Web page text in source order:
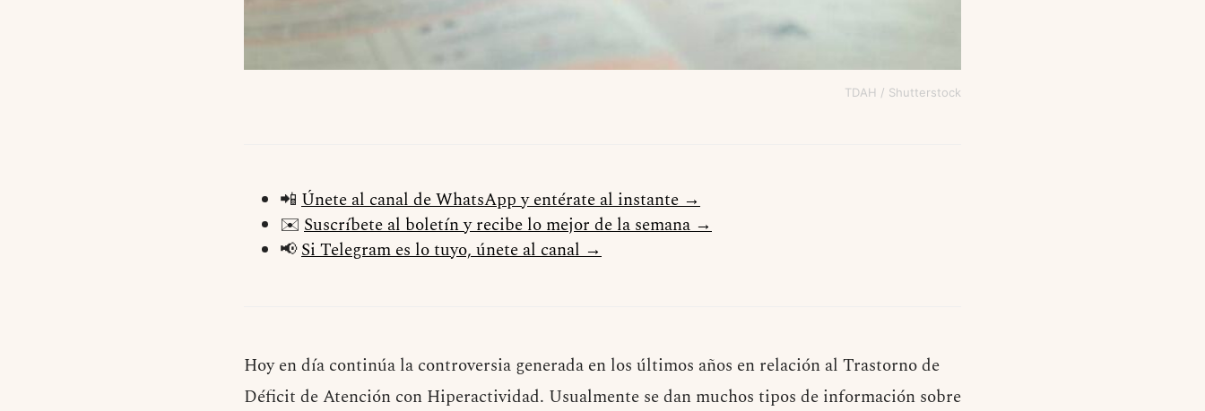
TDAH / Shutterstock
📲 Únete al canal de WhatsApp y entérate al instante →
✉️ Suscríbete al boletín y recibe lo mejor de la semana →
📢Si Telegram es lo tuyo, únete al canal →
Hoy en día continúa la controversia generada en los últimos años en relación al Trastorno de
Déficit de Atención con Hiperactividad. Usualmente se dan muchos tipos de información sobre